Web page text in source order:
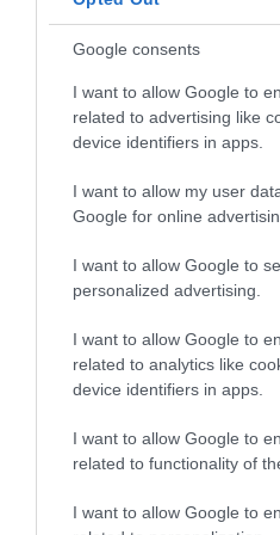
Google consents
I want to allow Google to
related to advertising like
device identifiers in apps.
I want to allow my user
Google for online
I want to allow Google to
personalized advertising.
I want to allow Google to
related to analytics like
device identifiers in apps.
I want to allow Google to
related to functionality of
I want to allow Google to
A turizmus világának
fel hírlevelünkre!
Kérem nap végén
HETI